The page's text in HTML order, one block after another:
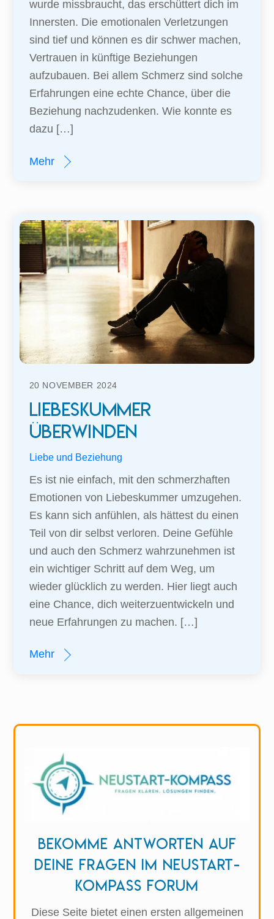
wurde missbraucht, das erschüttert dich im
Innersten. Die emotionalen Verletzungen
sind tief und können es dir schwer machen,
Vertrauen in künftige Beziehungen
aufzubauen. Bei allem Schmerz sind solche
Erfahrungen eine echte Chance, über die
Beziehung nachzudenken. Wie konnte es
dazu […]
Mehr
20 NOVEMBER 2024
Liebeskummer
überwinden
Liebe und Beziehung
Es ist nie einfach, mit den schmerzhaften
Emotionen von Liebeskummer umzugehen.
Es kann sich anfühlen, als hättest du einen
Teil von dir selbst verloren. Deine Gefühle
und auch den Schmerz wahrzunehmen ist
ein wichtiger Schritt auf dem Weg, um
wieder glücklich zu werden. Hier liegt auch
eine Chance, dich weiterzuentwickeln und
neue Erfahrungen zu machen. […]
Mehr
Bekomme Antworten auf
deine Fragen im Neustart-
Kompass Forum
Diese Seite bietet einen ersten allgemeinen